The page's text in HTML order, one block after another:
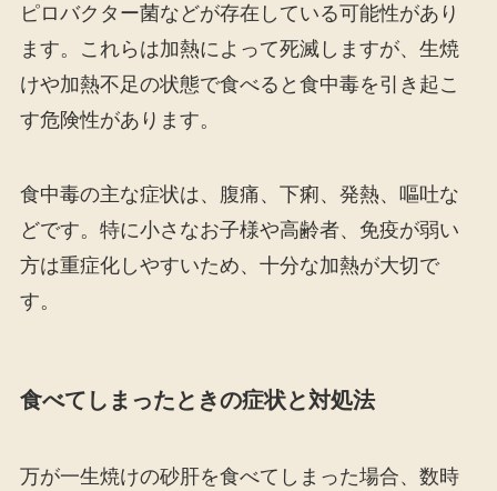
ピロバクター菌などが存在している可能性があり
ます。これらは加熱によって死滅しますが、生焼
けや加熱不足の状態で食べると食中毒を引き起こ
す危険性があります。
食中毒の主な症状は、腹痛、下痢、発熱、嘔吐な
どです。特に小さなお子様や高齢者、免疫が弱い
方は重症化しやすいため、十分な加熱が大切で
す。
食べてしまったときの症状と対処法
万が一生焼けの砂肝を食べてしまった場合、数時